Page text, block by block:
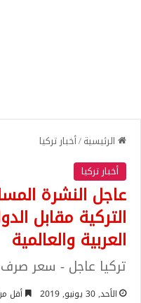
الرئيسية/أخبار تركيا
أخبار تركيا
عاجل النشرة
التركية مقابل
العربية والعالمية
تركيا عاجل - سعر صرف
الأحد, 30 يونيو, 2019 أقل